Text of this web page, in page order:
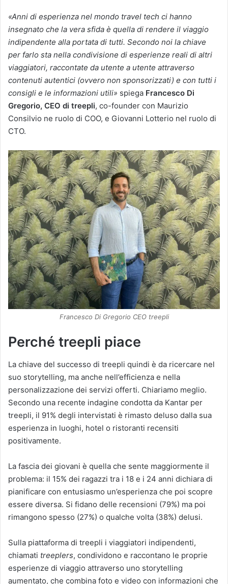
«Anni di esperienza nel mondo travel tech ci hanno
insegnato che la vera sfida è quella di rendere il viaggio
indipendente alla portata di tutti. Secondo noi la chiave
per farlo sta nella condivisione di esperienze reali di altri
viaggiatori, raccontate da utente a utente attraverso
contenuti autentici (ovvero non sponsorizzati) e con tutti i
consigli e le informazioni utili» spiega Francesco Di
Gregorio, CEO di treepli, co-founder con Maurizio
Consilvio ne ruolo di COO, e Giovanni Lotterio nel ruolo di
CTO.
Francesco Di Gregorio CEO treepli
Perché treepli piace
La chiave del successo di treepli quindi è da ricercare nel
suo storytelling, ma anche nell’efficienza e nella
personalizzazione dei servizi offerti. Chiariamo meglio.
Secondo una recente indagine condotta da Kantar per
treepli, il 91% degli intervistati è rimasto deluso dalla sua
esperienza in luoghi, hotel o ristoranti recensiti
positivamente.
La fascia dei giovani è quella che sente maggiormente il
problema: il 15% dei ragazzi tra i 18 e i 24 anni dichiara di
pianificare con entusiasmo un’esperienza che poi scopre
essere diversa. Si fidano delle recensioni (79%) ma poi
rimangono spesso (27%) o qualche volta (38%) delusi.
Sulla piattaforma di treepli i viaggiatori indipendenti,
chiamati treeplers, condividono e raccontano le proprie
esperienze di viaggio attraverso uno storytelling
aumentato, che combina foto e video con informazioni che